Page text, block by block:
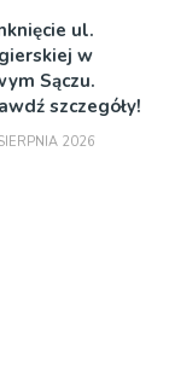
ul.
w
Sączu.
szczegóły!
2026